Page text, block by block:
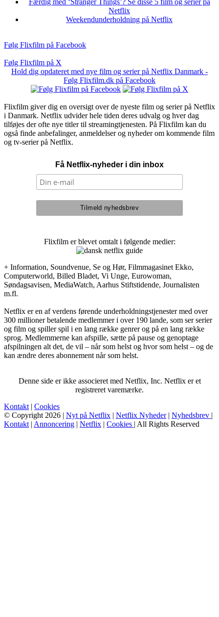
Færdig med ‘Stranger Things’? Se disse 5 film og serier på
Netflix
Weekendunderholdning på Netflix
Følg Flixfilm på Facebook
Følg Flixfilm på X
Hold dig opdateret med nye film og serier på Netflix Danmark -
Følg Flixfilm.dk på Facebook
Flixfilm giver dig en oversigt over de nyeste film og serier på Netflix
i Danmark. Netflix udvider hele tiden deres udvalg og hver dag
tilføjes der ofte nye titler til streamingtjenesten. På Flixfilm kan du
også finde anbefalinger, anmeldelser og nyheder om kommende film
og tv-serier på Netflix.
Få Netflix-nyheder i din inbox
Flixfilm er blevet omtalt i følgende medier:
+ Information, Soundvenue, Se og Hør, Filmmagasinet Ekko,
Computerworld, Billed Bladet, Vi Unge, Eurowoman,
Søndagsavisen, MediaWatch, Aarhus Stiftstidende, Journalisten
m.fl.
Netflix er en af verdens førende underholdningstjenester med over
300 millioner betalende medlemmer i over 190 lande, som ser serier
og film og spiller spil i en lang række genrer og på en lang række
sprog. Medlemmerne kan afspille, sætte på pause og genoptage
afspilningen alt det, de vil – når som helst og hvor som helst – og de
kan ændre deres abonnement når som helst.
Denne side er ikke associeret med Netflix, Inc. Netflix er et
registreret varemærke.
Kontakt | Cookies
© Copyright 2026 | Nyt på Netflix | Netflix Nyheder| Nyhedsbrev |
Kontakt | Annoncering | Netflix | Cookies | All Rights Reserved